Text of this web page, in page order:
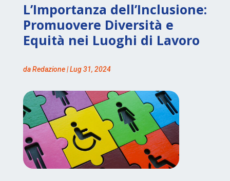
L’Importanza dell’Inclusione:
Promuovere Diversità e
Equità nei Luoghi di Lavoro
daRedazione|Lug 31, 2024